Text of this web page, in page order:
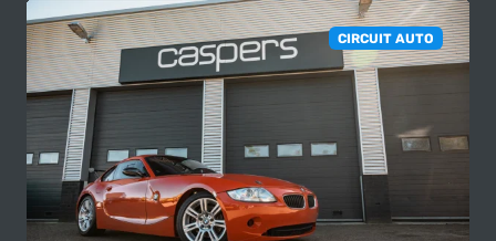
CIRCUIT AUTO